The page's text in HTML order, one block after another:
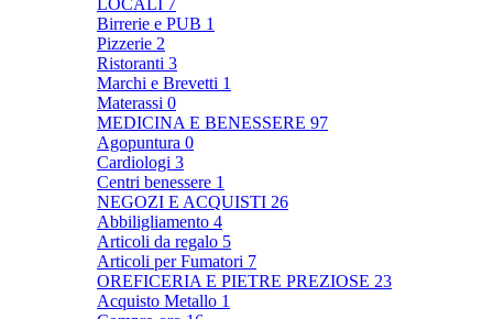
LOCALI 7
Birrerie e PUB 1
Pizzerie 2
Ristoranti 3
Marchi e Brevetti 1
Materassi 0
MEDICINA E BENESSERE 97
Agopuntura 0
Cardiologi 3
Centri benessere 1
NEGOZI E ACQUISTI 26
Abbiligliamento 4
Articoli da regalo 5
Articoli per Fumatori 7
OREFICERIA E PIETRE PREZIOSE 23
Acquisto Metallo 1